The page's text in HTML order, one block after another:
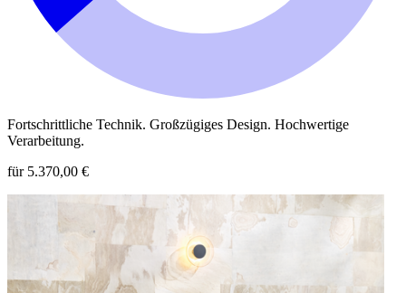
Fortschrittliche Technik. Großzügiges Design. Hochwertige
Verarbeitung.
für 5.370,00 €